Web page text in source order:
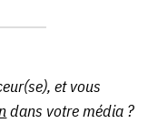
et vous
dans votre média ?